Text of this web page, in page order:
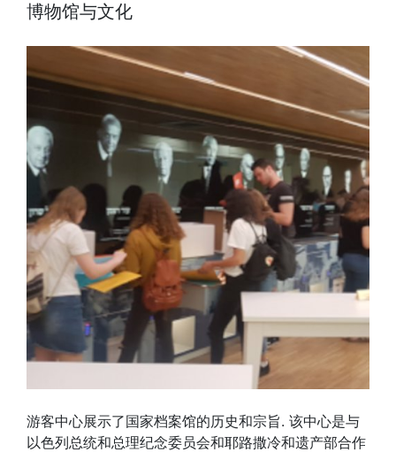
博物馆与文化
游客中心展示了国家档案馆的历史和宗旨. 该中心是与
以色列总统和总理纪念委员会和耶路撒冷和遗产部合作